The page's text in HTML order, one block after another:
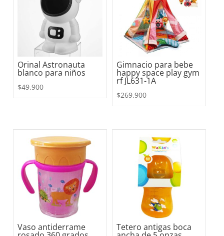
Orinal Astronauta
blanco para niños
$49.900
Gimnacio para bebe
happy space play gym
rf JL631-1A
$269.900
Vaso antiderrame Tetero antigas boca